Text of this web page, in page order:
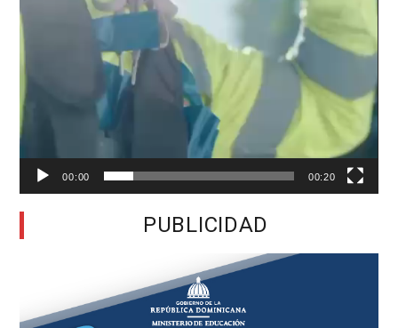
00:00 00:20
PUBLICIDAD